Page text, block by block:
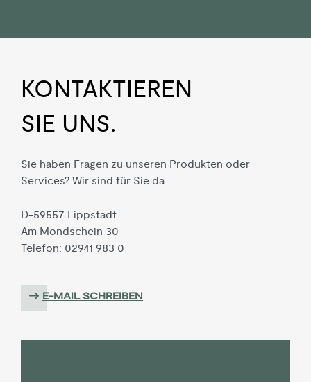
KON­TAKTIEREN
SIE UNS.
Sie haben Fragen zu unseren Produkten oder
Services? Wir sind für Sie da.
D-59557 Lippstadt
Am Mondschein 30
Telefon: 02941 983 0
E-MAIL SCHREIBEN